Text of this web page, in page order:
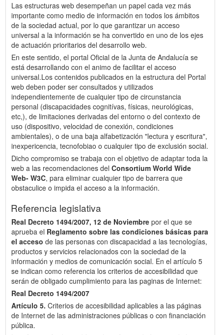
Las estructuras web desempeñan un papel cada vez más
importante como medio de información en todos los ámbitos
de la sociedad actual, por lo que garantizar un acceso
universal a la información se ha convertido en uno de los ejes
de actuación prioritarios del desarrollo web.
En este sentido, el portal Oficial de la Junta de Andalucía se
está desarrollando con el animo de facilitar el acceso
universal.Los contenidos publicados en la estructura del Portal
web deben poder ser consultados y utilizados
independientemente de cualquier tipo de circunstancia
personal (discapacidades cognitívas, físicas, neurológicas,
etc,), de limitaciones derivadas del entorno o del contexto de
uso (dispositivo, velocidad de conexión, condiciones
ambientales), o de una baja alfabetización "lectura y escritura",
inexpericencia, tecnofobiao o cualquier tipo de exclusión social.
Dicho compromiso se trabaja con el objetivo de adaptar toda la
web a las recomendaciones del Consortium World Wide
Web- W3C, para eliminar cualquier tipo de barrera que
obstaculice o impida el acceso a la información.
Referencia legislativa
Real Decreto 1494/2007, 12 de Noviembre por el que se
aprueba el Reglamento sobre las condiciones básicas para
el acceso de las personas con discapacidad a las tecnologías,
productos y servicios relacionados con la sociedad de la
información y medios de comunicación social. En el artículo 5
se indican como referencia los criterios de accesibilidad que
serán de obligado cumplimiento para las paginas de Internet:
Real Decreto 1494/2007
Artículo 5. Criterios de accesibilidad aplicables a las páginas
de Internet de las administraciones públicas o con financiación
pública.